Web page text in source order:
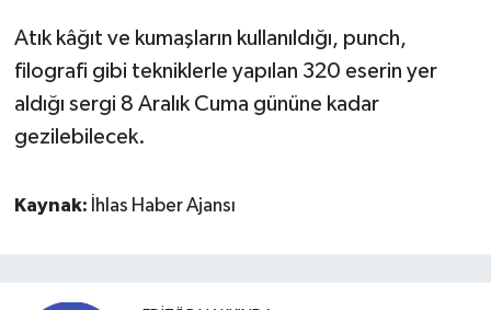
Atık kâğıt ve kumaşların kullanıldığı, punch,
filografi gibi tekniklerle yapılan 320 eserin yer
aldığı sergi 8 Aralık Cuma gününe kadar
gezilebilecek.
Kaynak: İhlas Haber Ajansı